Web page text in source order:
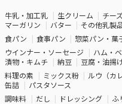
牛乳・加工乳 生クリーム チー
マーガリン
バター
その他乳製
食パン 食事パン 惣菜パン・菓
ウインナー・ソーセージ ハム・
漬物・キムチ
納豆 豆腐・油揚
料理の素 ミックス粉 ルウ（カ
缶詰
パスタソース
調味料 だし ドレッシング ふ